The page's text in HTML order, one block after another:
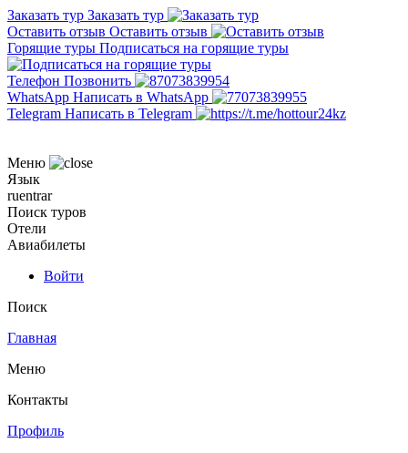
Заказать тур Заказать тур
Оставить отзыв Оставить отзыв
Горящие туры Подписаться на горящие туры
Телефон Позвонить
WhatsApp Написать в WhatsApp
Telegram Написать в Telegram
Меню
Язык
ruentrar
Поиск туров
Отели
Авиабилеты
Войти
Поиск
Главная
Меню
Контакты
Профиль